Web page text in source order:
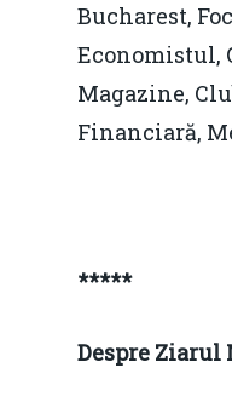
Bucharest,
Economistul,
Magazine,
Financiară,
*****
Despre Ziarul